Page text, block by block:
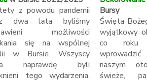
z powodu pandemii
dwa lata byliśmy
możliwości
się na wspólnej
w Bursie. Wszyscy
naprawdę byli
tego wydarzenia,
Bursy
Święta
wyjątkowy
co roku
naszym
świeże,